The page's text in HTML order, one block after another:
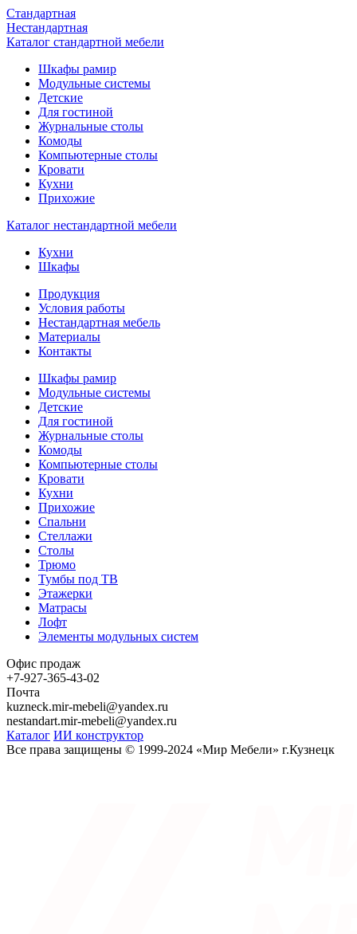
Стандартная
Нестандартная
Каталог стандартной мебели
Шкафы рамир
Модульные системы
Детские
Для гостиной
Журнальные столы
Комоды
Компьютерные столы
Кровати
Кухни
Прихожие
Каталог нестандартной мебели
Кухни
Шкафы
Продукция
Условия работы
Нестандартная мебель
Материалы
Контакты
Шкафы рамир
Модульные системы
Детские
Для гостиной
Журнальные столы
Комоды
Компьютерные столы
Кровати
Кухни
Прихожие
Спальни
Стеллажи
Столы
Трюмо
Тумбы под ТВ
Этажерки
Матрасы
Лофт
Элементы модульных систем
Офис продаж
+7-927-365-43-02
Почта
kuzneck.mir-mebeli@yandex.ru
nestandart.mir-mebeli@yandex.ru
Каталог ИИ конструктор
Все права защищены © 1999-2024 «Мир Мебели» г.Кузнецк